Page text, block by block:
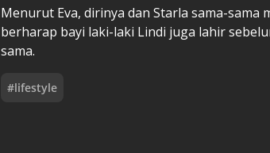
Menurut Eva, dirinya dan Starla sama-sama
berharap bayi laki-laki Lindi juga lahir
sama.
#lifestyle